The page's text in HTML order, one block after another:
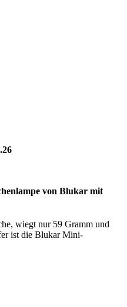
von Blukar mit
wiegt nur 59 Gramm und
ist die Blukar Mini-